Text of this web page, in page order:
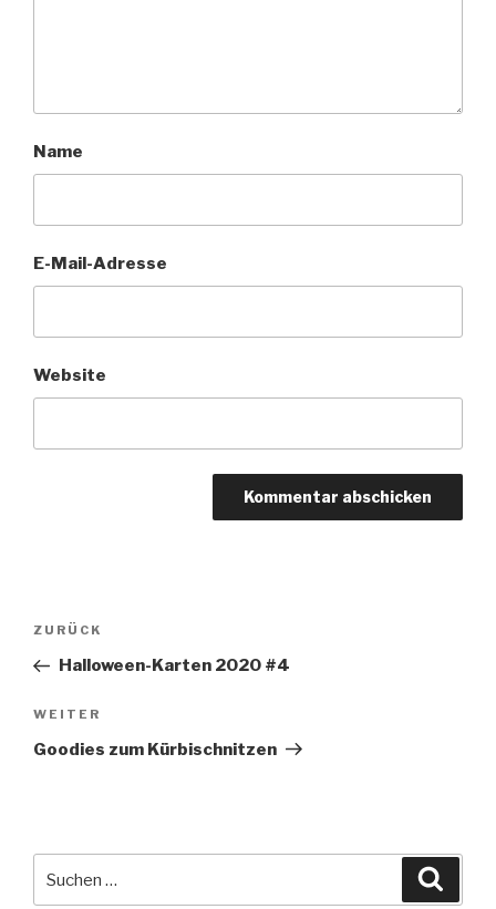
Name
E-Mail-Adresse
Website
Beitragsnavigation
Vorheriger
Beitrag
ZURÜCK
Halloween-Karten 2020 #4
Nächster
Beitrag
WEITER
Goodies zum Kürbischnitzen
nach: